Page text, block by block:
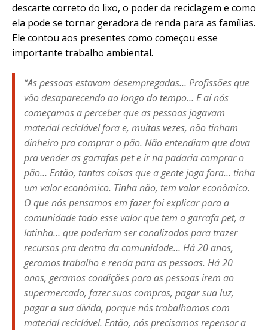
descarte correto do lixo, o poder da reciclagem e como
ela pode se tornar geradora de renda para as famílias.
Ele contou aos presentes como começou esse
importante trabalho ambiental.
“As pessoas estavam desempregadas… Profissões que
vão desaparecendo ao longo do tempo… E aí nós
começamos a perceber que as pessoas jogavam
material reciclável fora e, muitas vezes, não tinham
dinheiro pra comprar o pão. Não entendiam que dava
pra vender as garrafas pet e ir na padaria comprar o
pão… Então, tantas coisas que a gente joga fora… tinha
um valor econômico. Tinha não, tem valor econômico.
O que nós pensamos em fazer foi explicar para a
comunidade todo esse valor que tem a garrafa pet, a
latinha… que poderiam ser canalizados para trazer
recursos pra dentro da comunidade… Há 20 anos,
geramos trabalho e renda para as pessoas. Há 20
anos, geramos condições para as pessoas irem ao
supermercado, fazer suas compras, pagar sua luz,
pagar a sua dívida, porque nós trabalhamos com
material reciclável. Então, nós precisamos repensar a